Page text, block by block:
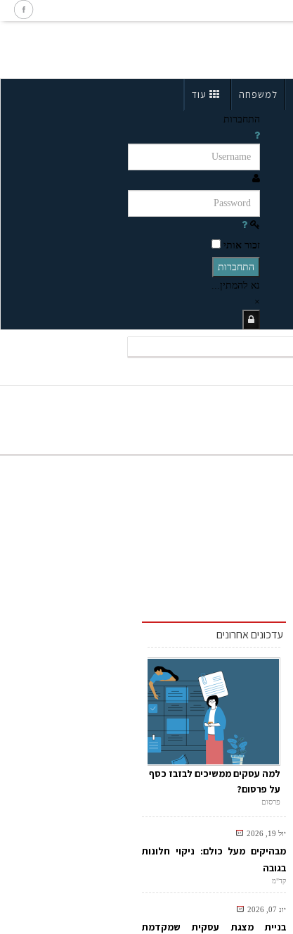
למשפחה עוד
התחברות
זכור אותי
התחברות
נא להמתין...
×
עדכונים אחרונים
למה עסקים ממשיכים לבזבז כסף
על פרסום?
פרסום
יול 19, 2026
מבהיקים מעל כולם: ניקוי חלונות
בגובה
קד"מ
יונ 07, 2026
בניית מצגת עסקית שמקדמת